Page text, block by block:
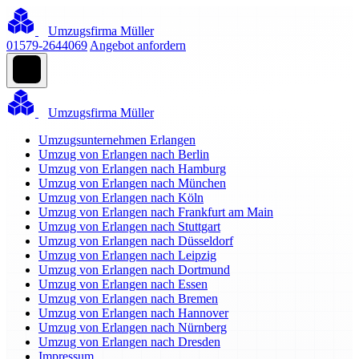
Umzugsfirma Müller
01579-2644069 Angebot anfordern
Umzugsfirma Müller
Umzugsunternehmen Erlangen
Umzug von Erlangen nach Berlin
Umzug von Erlangen nach Hamburg
Umzug von Erlangen nach München
Umzug von Erlangen nach Köln
Umzug von Erlangen nach Frankfurt am Main
Umzug von Erlangen nach Stuttgart
Umzug von Erlangen nach Düsseldorf
Umzug von Erlangen nach Leipzig
Umzug von Erlangen nach Dortmund
Umzug von Erlangen nach Essen
Umzug von Erlangen nach Bremen
Umzug von Erlangen nach Hannover
Umzug von Erlangen nach Nürnberg
Umzug von Erlangen nach Dresden
Impressum